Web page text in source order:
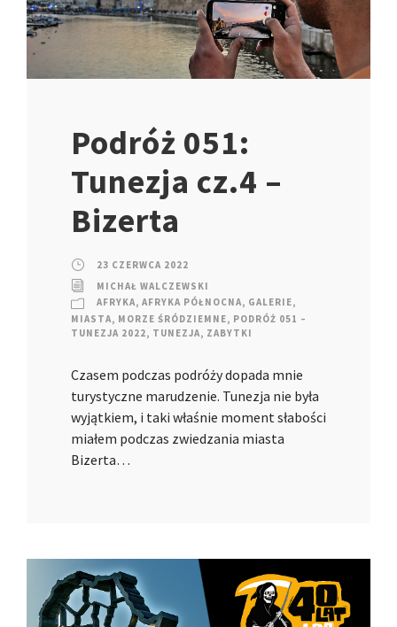
Podróż 051:
Tunezja cz.4 –
Bizerta
23 CZERWCA 2022
MICHAŁ WALCZEWSKI
AFRYKA, AFRYKA PÓŁNOCNA, GALERIE,
MIASTA, MORZE ŚRÓDZIEMNE, PODRÓŻ 051 –
TUNEZJA 2022, TUNEZJA, ZABYTKI
Czasem podczas podróży dopada mnie
turystyczne marudzenie. Tunezja nie była
wyjątkiem, i taki właśnie moment słabości
miałem podczas zwiedzania miasta
Bizerta…